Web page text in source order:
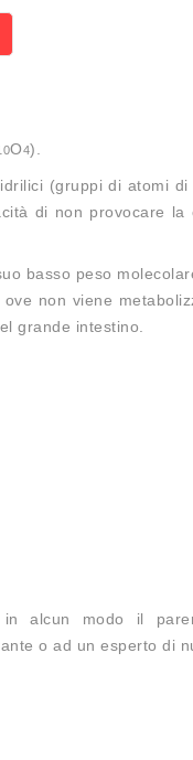
O4).
(gruppi di atomi
di non provocare la
basso peso
non viene
grande intestino.
alcun modo il
o ad un esperto di